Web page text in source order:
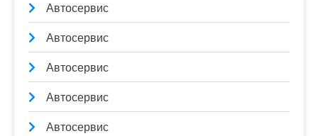
Автосервис
Автосервис
Автосервис
Автосервис
Автосервис